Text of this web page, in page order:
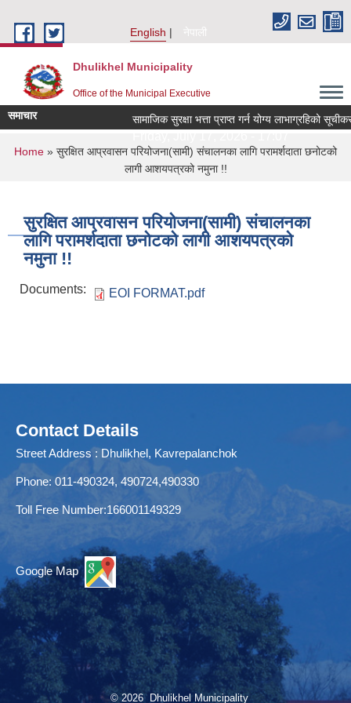
English
नेपाली
Dhulikhel Municipality
Office of the Municipal Executive
समाचार सामाजिक सुरक्षा भत्ता प्राप्त गर्न योग्य लाभाग्रहिको
You are here
Home » सुरक्षित आप्रवासन परियोजना(सामी) संचालनका लागि परामर्शदाता छनोटको
लागी आशयपत्रको नमुना !!
सुरक्षित आप्रवासन परियोजना(सामी) संचालनका
लागि परामर्शदाता छनोटको लागी आशयपत्रको
नमुना !!
Documents: EOI FORMAT.pdf
Contact Details
Street Address : Dhulikhel, Kavrepalanchok
Phone: 011-490324, 490724,490330
Toll Free Number:166001149329
Google Map
© 2026 Dhulikhel Municipality